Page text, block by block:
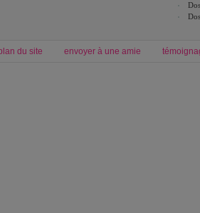
du site envoyer à une amie